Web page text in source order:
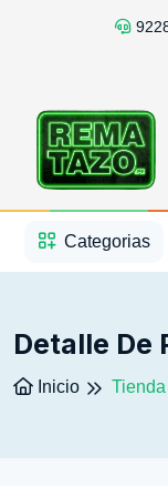
Categorias
Detalle De
Inicio Tienda